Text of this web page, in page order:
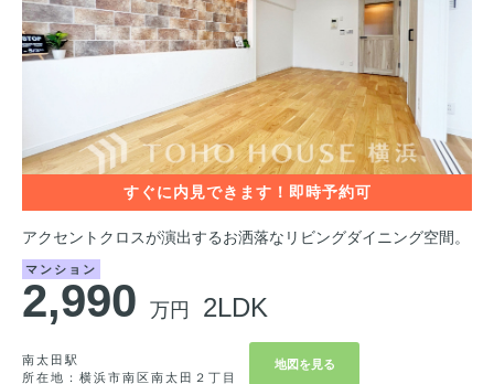
アクセントクロスが演出するお洒落なリビングダイニング空間。
マンション
2,990 万円 2LDK
南太田駅
所在地：横浜市南区南太田２丁目
地図を見る